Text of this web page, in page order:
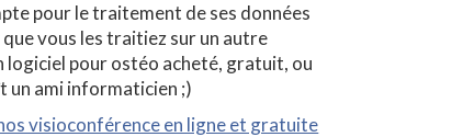
pour le traitement de ses données
vous les traitiez sur un autre
pour ostéo acheté, gratuit, ou
un ami informaticien ;)
visioconférence en ligne et gratuite